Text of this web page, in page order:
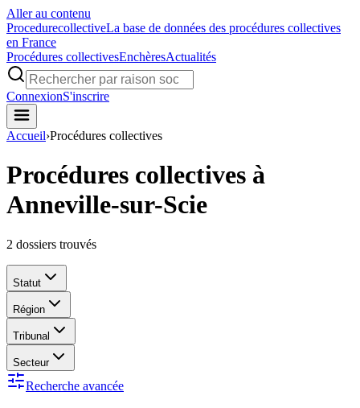
Aller au contenu
ProcedurecollectiveLa base de données des procédures collectives
en France
Procédures collectivesEnchèresActualités
ConnexionS'inscrire
Accueil›Procédures collectives
Procédures collectives à
Anneville-sur-Scie
2 dossiers trouvés
Statut
Région
Tribunal
Secteur
Recherche avancée